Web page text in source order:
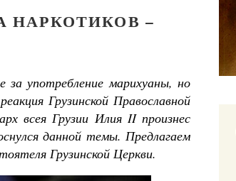
–
за употребление марихуаны, но
Грузинской Православной
всея Грузии Илия II произнес
данной темы. Предлагаем
Грузинской Церкви.